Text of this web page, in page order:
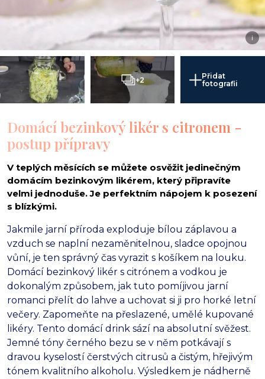
i
+2
Přidat
fotografii
Domácí bezinkový likér s citronem -
postup přípravy
V teplých měsících se můžete osvěžit jedinečným
domácím bezinkovým likérem, který připravíte
velmi jednoduše. Je perfektním nápojem k posezení
s blízkými.
Jakmile jarní příroda exploduje bílou záplavou a
vzduch se naplní nezaměnitelnou, sladce opojnou
vůní, je ten správný čas vyrazit s košíkem na louku.
Domácí bezinkový likér s citrónem a vodkou je
dokonalým způsobem, jak tuto pomíjivou jarní
romanci přelít do lahve a uchovat si ji pro horké letní
večery. Zapomeňte na přeslazené, umělé kupované
likéry. Tento domácí drink sází na absolutní svěžest.
Jemné tóny černého bezu se v něm potkávají s
dravou kyselostí čerstvých citrusů a čistým, hřejivým
tónem kvalitního alkoholu. Výsledkem je nádherně